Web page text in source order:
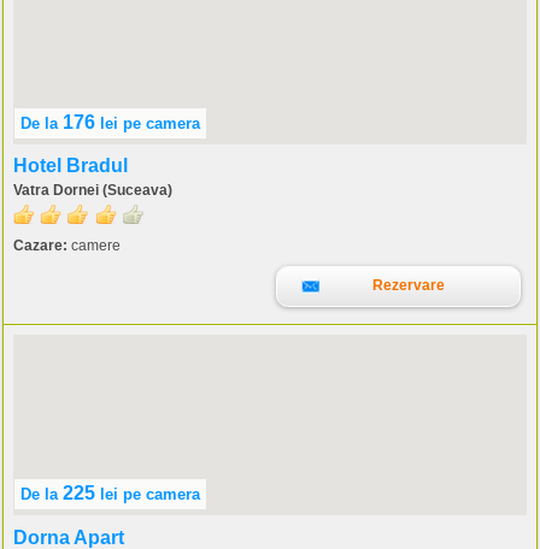
De la 176 lei pe camera
Hotel Bradul
Vatra Dornei (Suceava)
Cazare: camere
Rezervare
De la 225 lei pe camera
Dorna Apart